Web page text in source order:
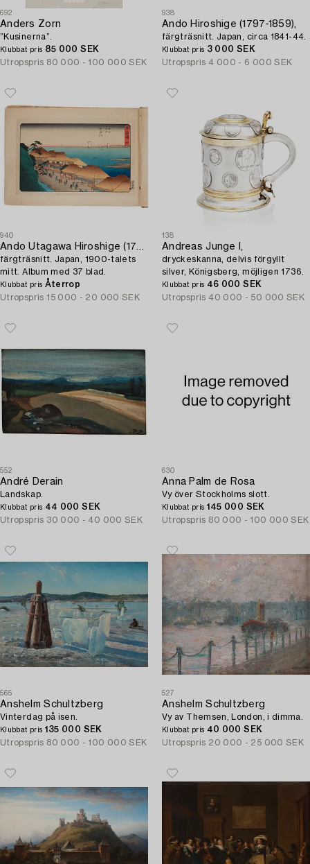
692
Anders Zorn
”Kusinerna”.
Klubbat pris 85 000 SEK
Utropspris 80 000 - 100 000 SEK
938
Ando Hiroshige (1797-1859),
färgträsnitt. Japan, circa 1841-44.
Klubbat pris 3 000 SEK
Utropspris 4 000 - 6 000 SEK
940
Ando Utagawa Hiroshige (1797-1858) efter,
färgträsnitt. Japan, 1900-talets
mitt. Album med 37 blad.
Klubbat pris Återrop
Utropspris 15 000 - 20 000 SEK
138
Andreas Junge I,
dryckeskanna, delvis förgyllt
silver, Königsberg, möjligen 1736.
Klubbat pris 46 000 SEK
Utropspris 40 000 - 50 000 SEK
552
André Derain
Landskap.
Klubbat pris 44 000 SEK
Utropspris 30 000 - 40 000 SEK
630
Anna Palm de Rosa
Vy över Stockholms slott.
Klubbat pris 145 000 SEK
Utropspris 80 000 - 100 000 SEK
565
Anshelm Schultzberg
Vinterdag på isen.
Klubbat pris 135 000 SEK
Utropspris 80 000 - 100 000 SEK
527
Anshelm Schultzberg
Vy av Themsen, London, i dimma.
Klubbat pris 40 000 SEK
Utropspris 20 000 - 25 000 SEK